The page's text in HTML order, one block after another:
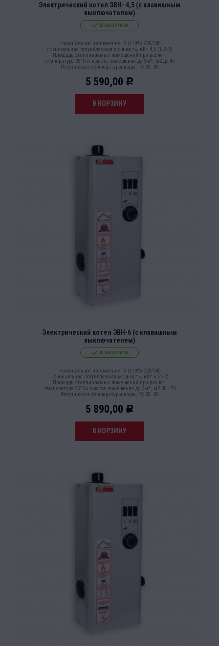
Электрический котел ЭВН- 4,5 (с клавишным
выключателем)
в наличии
Номинальное напряжение, В (±10%) 220/380
Номинальная потребляемая мощность, кВт 4,5 (1,5+3)
Площадь отапливаемых помещений при расчет.
температуре 25°С и высоте помещения до 3м*, м2 до 45
Регулировка температуры воды, °С 35…85
5 590,00 Р
В КОРЗИНУ
Электрический котел ЭВН-6 (с клавишным
выключателем)
в наличии
Номинальное напряжение, В (±10%) 220/380
Номинальная потребляемая мощность, кВт 6 (4+2)
Площадь отапливаемых помещений при расчет.
температуре 25°Си высоте помещения до 3м*, м2 50 - 70
Регулировка температуры воды, °С 35…85
5 890,00 Р
В КОРЗИНУ